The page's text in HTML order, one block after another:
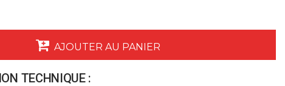
AJOUTER AU PANIER
TECHNIQUE :